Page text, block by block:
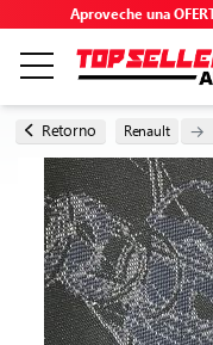
Aproveche una
POR MARCA Y
TODOS LOS
OFERTAS ESPECIALES
CÓDIGOS
Retorno Renault